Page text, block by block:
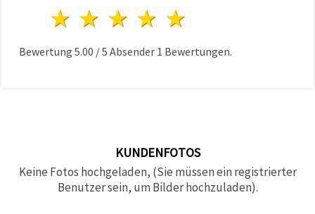
4 Sterne
3 Sterne
2 Sterne
1 Stern
Bewertung 5.00 /5 Absender 1 Bewertungen.
KUNDENFOTOS
Keine Fotos hochgeladen, (Sie müssen ein registrierter
Benutzer sein, um Bilder hochzuladen).